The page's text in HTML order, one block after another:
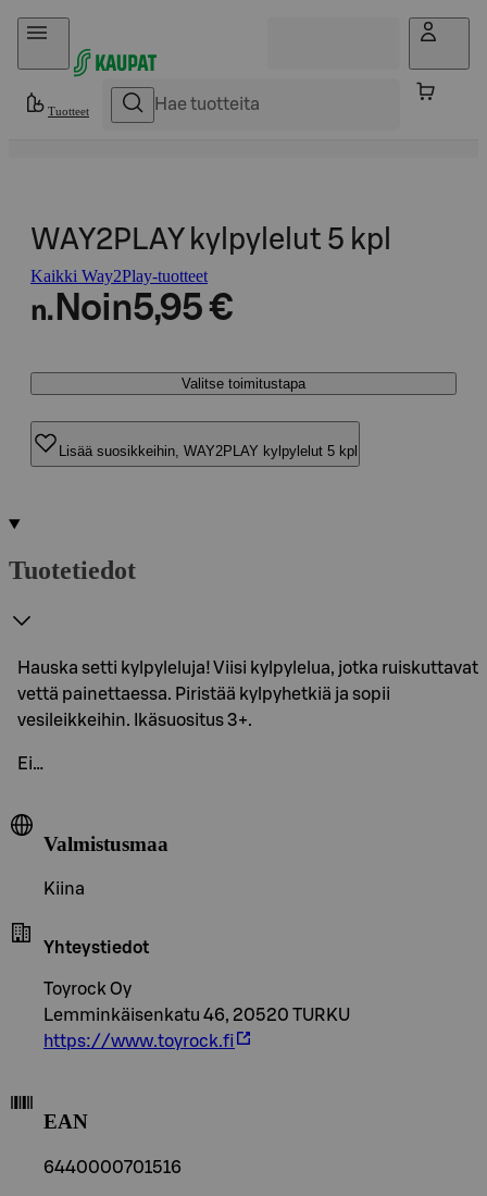
Hyppää sisältöön
Tuotteet
WAY2PLAY kylpylelut 5 kpl
Kaikki Way2Play-tuotteet
n. Noin5,95 €
Valitse toimitustapa
Lisää suosikkeihin, WAY2PLAY kylpylelut 5 kpl
Tuotetiedot
Hauska setti kylpyleluja! Viisi kylpylelua, jotka ruiskuttavat
vettä painettaessa. Piristää kylpyhetkiä ja sopii
vesileikkeihin. Ikäsuositus 3+.
Ei…
Valmistusmaa
Kiina
Yhteystiedot
Toyrock Oy
Lemminkäisenkatu 46, 20520 TURKU
https://www.toyrock.fi
EAN
6440000701516